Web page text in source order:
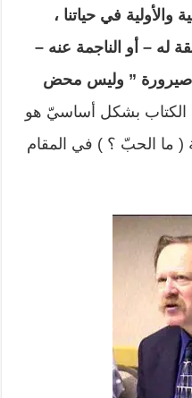
والأولية في حياتنا ،
له – أو الناجمة عنه –
صيرورة ” وليس محض
الكتاب بشكل أساسيّ هو
ما الحبّ ؟ ) في المقام